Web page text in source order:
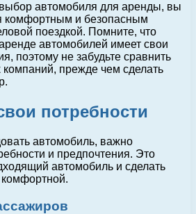
автомобиля для аренды, вы
комфортным и безопасным
поездкой. Помните, что
автомобилей имеет свои
поэтому не забудьте сравнить
прежде чем сделать
потребности
автомобиль, важно
и предпочтения. Это
автомобиль и сделать